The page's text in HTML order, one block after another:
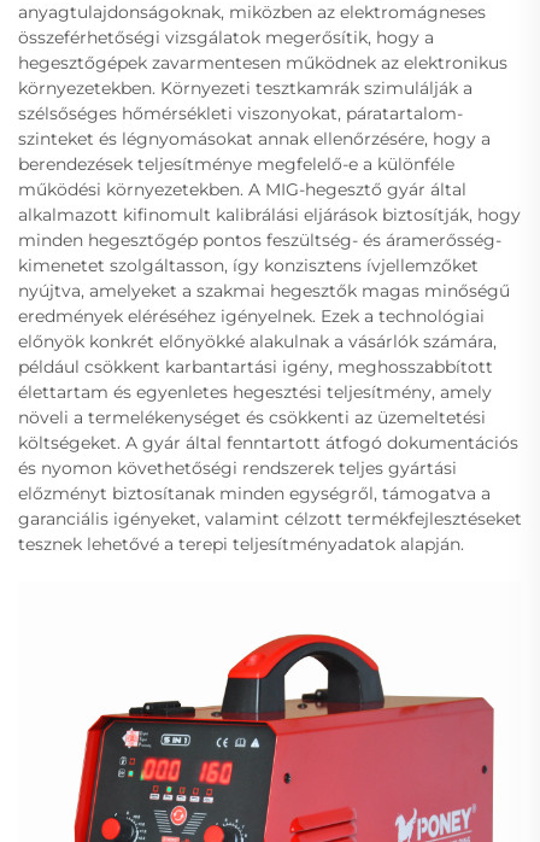
anyagtulajdonságoknak, miközben az elektromágneses
összeférhetőségi vizsgálatok megerősítik, hogy a
hegesztőgépek zavarmentesen működnek az elektronikus
környezetekben. Környezeti tesztkamrák szimulálják a
szélsőséges hőmérsékleti viszonyokat, páratartalom-
szinteket és légnyomásokat annak ellenőrzésére, hogy a
berendezések teljesítménye megfelelő-e a különféle
működési környezetekben. A MIG-hegesztő gyár által
alkalmazott kifinomult kalibrálási eljárások biztosítják, hogy
minden hegesztőgép pontos feszültség- és áramerősség-
kimenetet szolgáltasson, így konzisztens ívjellemzőket
nyújtva, amelyeket a szakmai hegesztők magas minőségű
eredmények eléréséhez igényelnek. Ezek a technológiai
előnyök konkrét előnyökké alakulnak a vásárlók számára,
például csökkent karbantartási igény, meghosszabbított
élettartam és egyenletes hegesztési teljesítmény, amely
növeli a termelékenységet és csökkenti az üzemeltetési
költségeket. A gyár által fenntartott átfogó dokumentációs
és nyomon követhetőségi rendszerek teljes gyártási
előzményt biztosítanak minden egységről, támogatva a
garanciális igényeket, valamint célzott termékfejlesztéseket
tesznek lehetővé a terepi teljesítményadatok alapján.